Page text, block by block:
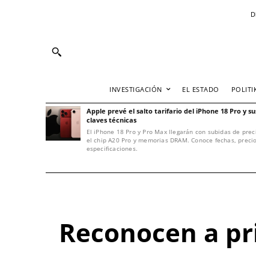
INVESTIGACIÓN EL ESTADO
Apple prevé el salto tarifario del iPhone 18 Pro y
claves técnicas
El iPhone 18 Pro y Pro Max llegarán con subidas de
el chip A20 Pro y memorias DRAM. Conoce fechas,
especificaciones.
Reconocen a